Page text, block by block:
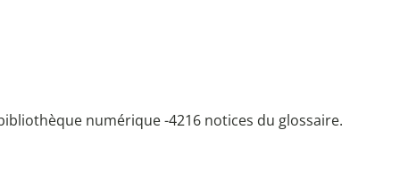
numérique -4216 notices du glossaire.